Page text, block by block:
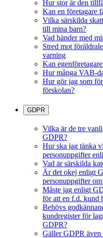
Hur stor är den
Kan en företagare
Vilka särskilda
till mina barn?
Vad händer med
Stred mot
varning
Kan
Hur många VAB-
Hur gör jag som
förskolan?
GDPR
Vilka är de tre
GDPR?
Hur ska jag tänka
personuppgifter
Vad är särskilda
Är det okej enligt
personuppgifter
Måste jag enligt
för att en f.d. kund
Behövs
kundregister för
GDPR?
Gäller GDPR även